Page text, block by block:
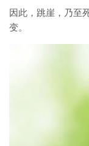
因此，跳崖，乃至
变。